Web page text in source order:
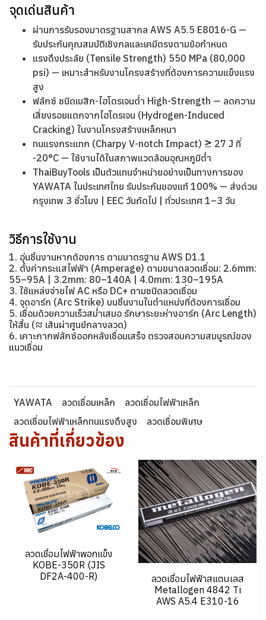
จุดเด่นสินค้า
ผ่านการรับรองมาตรฐานสากล AWS A5.5 E8016-G —
รับประกันคุณสมบัติเชิงกลและเคมีตรงตามข้อกำหนด
แรงดึงประลัย (Tensile Strength) 550 MPa (80,000
psi) — เหมาะสำหรับงานโครงสร้างที่ต้องการความแข็งแรง
สูง
ฟลักซ์ ชนิดเบสิก-ไฮโดรเจนต่ำ High-Strength — ลดความ
เสี่ยงรอยแตกจากไฮโดรเจน (Hydrogen-Induced
Cracking) ในงานโครงสร้างเหล็กหนา
ทนแรงกระแทก (Charpy V-notch Impact) ≥ 27 J ที่
-20°C — ใช้งานได้ในสภาพแวดล้อมอุณหภูมิต่ำ
ThaiBuyTools เป็นตัวแทนจำหน่ายอย่างเป็นทางการของ
YAWATA ในประเทศไทย รับประกันของแท้ 100% — ส่งด่วน
กรุงเทพ 3 ชั่วโมง | EEC วันถัดไป | ทั่วประเทศ 1–3 วัน
วิธีการใช้งาน
1. อุ่นชิ้นงานหากต้องการ ตามมาตรฐาน AWS D1.1
2. ตั้งค่ากระแสไฟฟ้า (Amperage) ตามขนาดลวดเชื่อม: 2.6mm:
55–95A | 3.2mm: 80–140A | 4.0mm: 130–195A
3. ใช้แหล่งจ่ายไฟ AC หรือ DC+ ตามชนิดลวดเชื่อม
4. จุดอาร์ก (Arc Strike) บนชิ้นงานในตำแหน่งที่ต้องการเชื่อม
5. เชื่อมด้วยความเร็วสม่ำเสมอ รักษาระยะห่างอาร์ก (Arc Length)
ให้สั้น (≈ เส้นผ่าศูนย์กลางลวด)
6. เคาะกากฟลักซ์ออกหลังเชื่อมเสร็จ ตรวจสอบความสมบูรณ์ของ
แนวเชื่อม
YAWATA ลวดเชื่อมเหล็ก
ลวดเชื่อมไฟฟ้าเหล็ก
ลวดเชื่อมไฟฟ้าเหล็กทนแรงดึงสูง
ลวดเชื่อมพิเศษ
สินค้าที่เกี่ยวข้อง
ลวดเชื่อมไฟฟ้าพอกแข็ง
KOBE-350R (JIS
DF2A-400-R)
ลวดเชื่อมไฟฟ้าสแตนเลส
Metallogen 4842 Ti
AWS A5.4 E310-16